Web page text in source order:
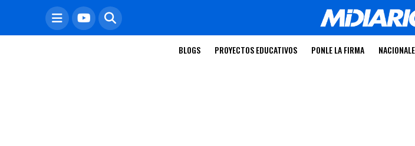
BLOGS PROYECTOS EDUCATIVOS PONLE LA FIRMA